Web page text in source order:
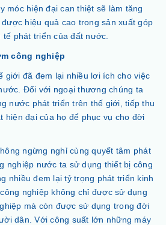
móc hiện đại can thiệt sẽ làm tăng
hiệu quả cao trong sản xuất góp
phát triển của đất nước.
công nghiệp
giới đã đem lại nhiều lơi ích cho việc
Đối với ngoại thương chúng ta
nước phát triển trên thế giới, tiếp thu
hiện đại của họ để phục vụ cho đời
ngừng nghỉ cùng quyết tâm phát
nghiệp nước ta sử dụng thiết bị công
nhiều đem lại tỷ trọng phát triển kinh
nghiệp không chỉ được sử dụng
mà còn được sử dụng trong đời
dân. Với công suất lớn những máy